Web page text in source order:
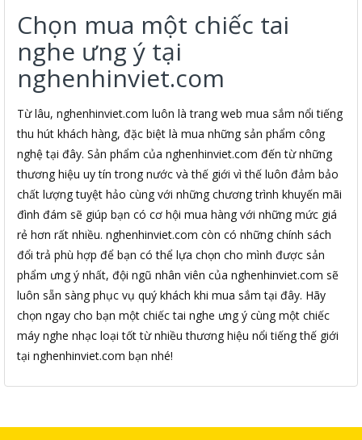
Chọn mua một chiếc tai
nghe ưng ý tại
nghenhinviet.com
Từ lâu, nghenhinviet.com luôn là trang web mua sắm nổi tiếng
thu hút khách hàng, đặc biệt là mua những sản phẩm công
nghệ tại đây. Sản phẩm của nghenhinviet.com đến từ những
thương hiệu uy tín trong nước và thế giới vì thế luôn đảm bảo
chất lượng tuyệt hảo cùng với những chương trình khuyến mãi
đình đám sẽ giúp bạn có cơ hội mua hàng với những mức giá
rẻ hơn rất nhiều. nghenhinviet.com còn có những chính sách
đổi trả phù hợp để bạn có thể lựa chọn cho mình được sản
phẩm ưng ý nhất, đội ngũ nhân viên của nghenhinviet.com sẽ
luôn sẵn sàng phục vụ quý khách khi mua sắm tại đây. Hãy
chọn ngay cho bạn một chiếc tai nghe ưng ý cùng một chiếc
máy nghe nhạc loại tốt từ nhiều thương hiệu nổi tiếng thế giới
tại nghenhinviet.com bạn nhé!